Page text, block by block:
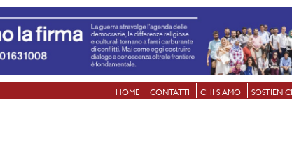
HOME CONTATTI CHI SIAMO SOSTIENICI